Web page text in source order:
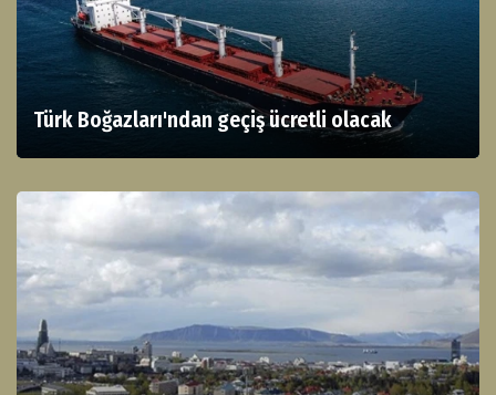
Türk Boğazları'ndan geçiş ücretli olacak